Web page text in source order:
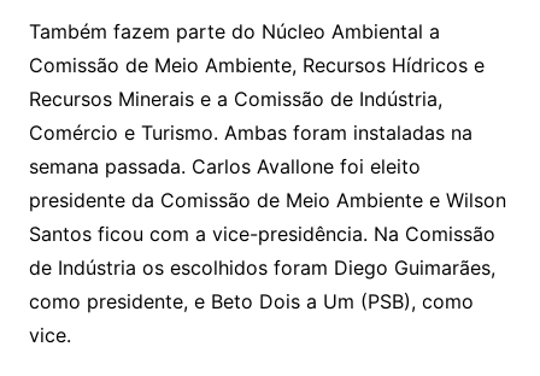
Também fazem parte do Núcleo Ambiental a
Comissão de Meio Ambiente, Recursos Hídricos e
Recursos Minerais e a Comissão de Indústria,
Comércio e Turismo. Ambas foram instaladas na
semana passada. Carlos Avallone foi eleito
presidente da Comissão de Meio Ambiente e Wilson
Santos ficou com a vice-presidência. Na Comissão
de Indústria os escolhidos foram Diego Guimarães,
como presidente, e Beto Dois a Um (PSB), como
vice.